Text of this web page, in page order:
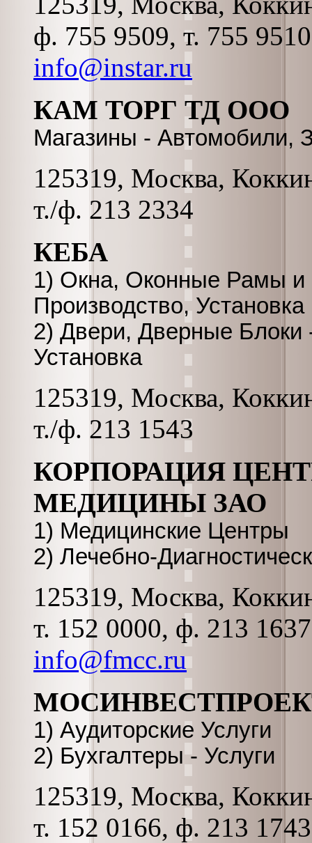
ф. 755 9509, т. 755
info@instar.ru
КАМ ТОРГ ТД ООО
Магазины - Автомобили,
125319, Москва,
т./ф. 213 2334
КЕБА
1) Окна, Оконные Рамы и
Производство, Установка
2) Двери, Дверные Блоки
Установка
125319, Москва,
т./ф. 213 1543
КОРПОРАЦИЯ
МЕДИЦИНЫ ЗАО
1) Медицинские Центры
2) Лечебно-
125319, Москва,
т. 152 0000, ф. 213
info@fmcc.ru
1) Аудиторские Услуги
2) Бухгалтеры - Услуги
125319, Москва,
т. 152 0166, ф. 213 1743